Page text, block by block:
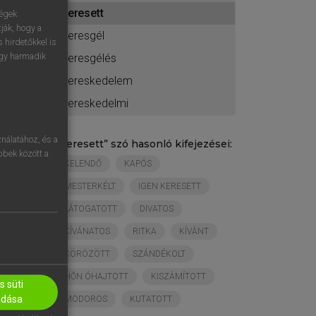
keresett
keresgél
keresgélés
kereskedelem
kereskedelmi
„ keresett” szó hasonló kifejezései:
KELENDŐ KAPÓS
MESTERKÉLT IGEN KERESETT
LÁTOGATOTT DIVATOS
KÍVÁNATOS RITKA KÍVÁNT
KÖRÖZÖTT SZÁNDÉKOLT
HŐN ÓHAJTOTT KISZÁMÍTOTT
MODOROS KUTATOTT
hogy a
hirdetőkkel is
harmadik
és a
között a
süti